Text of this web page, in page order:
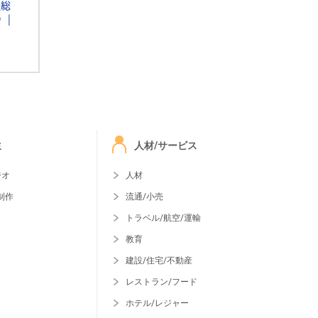
作
人材/サービス
人材
流通/小売
トラベル/航空/運輸
教育
建設/住宅/不動産
レストラン/フード
ホテル/レジャー